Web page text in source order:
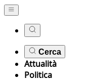
Cerca
Attualità
Politica